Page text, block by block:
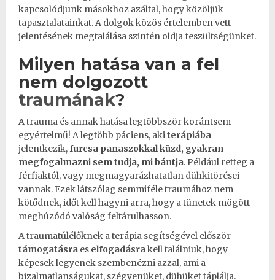
kapcsolódjunk másokhoz azáltal, hogy közöljük
tapasztalatainkat. A dolgok közös értelemben vett
jelentésének megtalálása szintén oldja feszültségünket.
Milyen hatása van a fel
nem dolgozott
traumának?
Atrauma és annak hatása legtöbbször korántsem
egyértelmű! A legtöbb páciens, akiterápiába
jelentkezik, furcsa panaszokkal küzd, gyakran
megfogalmazni sem tudja, mi bántja. Például retteg a
férfiaktól, vagy megmagyarázhatatlan dühkitörései
vannak. Ezek látszólag semmiféle traumához nem
kötődnek, időt kell hagyni arra, hogy a tünetek mögött
meghúzódó valóság feltárulhasson.
A traumatúlélőknek a terápia segítségével először
támogatásra es elfogadásrakell találniuk, hogy
képesek legyenek szembenézni azzal, ami a
bizalmatlanságukat, szégyenüket, dühüket táplálja.